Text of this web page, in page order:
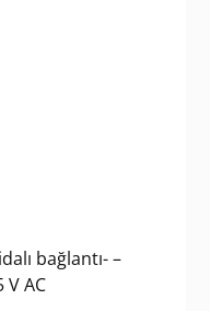
bağlantı- –
V AC